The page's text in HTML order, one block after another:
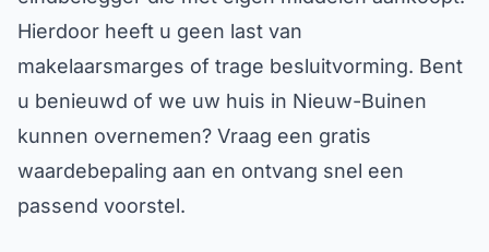
Hierdoor heeft u geen last van
makelaarsmarges of trage besluitvorming. Bent
u benieuwd of we uw huis in Nieuw-Buinen
kunnen overnemen? Vraag een gratis
waardebepaling aan en ontvang snel een
passend voorstel.